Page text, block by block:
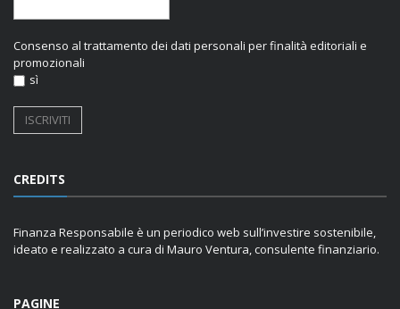
Consenso al trattamento dei dati personali per finalità editoriali e
promozionali
sì
CREDITS
Finanza Responsabile è un periodico web sull’investire sostenibile,
ideato e realizzato a cura di Mauro Ventura, consulente finanziario.
PAGINE